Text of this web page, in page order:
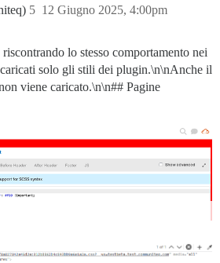
12 Giugno 2025, 4:00pm
5
lo stesso comportamento nei
solo gli stili dei plugin.\n\nAnche il
viene caricato.\n\n## Pagine